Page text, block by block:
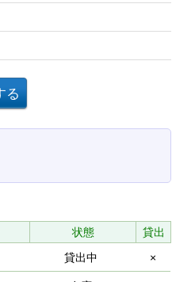
状態
貸出
貸出中 ×